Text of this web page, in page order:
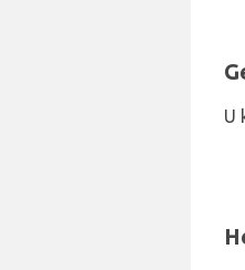
U